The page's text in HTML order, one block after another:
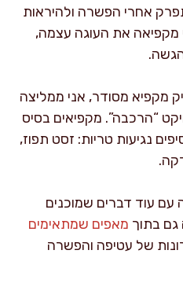
אחרי הפשרה ולהיראות
מקפיאה את העוגה עצמה,
מקפיא מסודר, אני ממליצה
“הרכבה”. מקפיאים בסיס
נגיעות טריות: זסט תפוז,
עם עוד דברים שמוכנים
בתוך מאפים שמתאימים
של עטיפה והפשרה